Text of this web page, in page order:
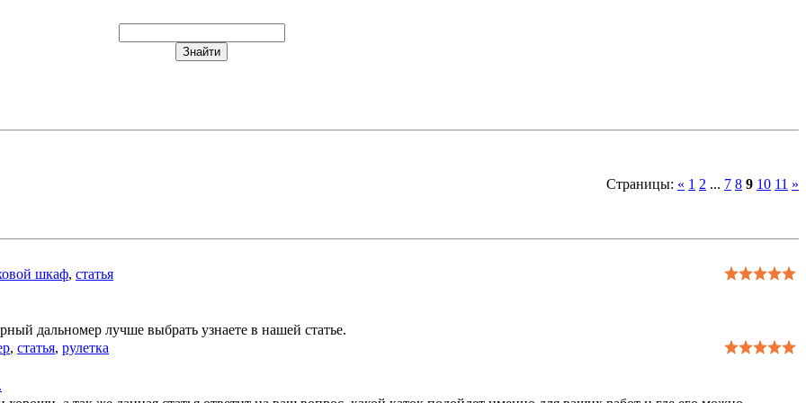
Страницы: « 1 2 ... 7 8 9 10 11 »
шкаф, статья
дальномер лучше выбрать узнаете в нашей статье.
, статья, рулетка